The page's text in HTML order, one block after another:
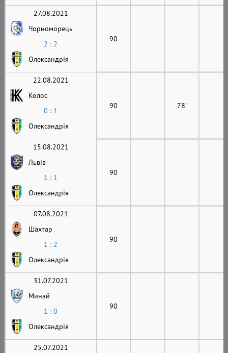
27.08.2021
Чорноморець
2 : 2
Олександрія
90
22.08.2021
Колос
0 : 1
Олександрія
90 78'
15.08.2021
Львів
1 : 1
Олександрія
90
07.08.2021
Шахтар
1 : 2
Олександрія
90
31.07.2021
Минай
1 : 0
Олександрія
90
25.07.2021